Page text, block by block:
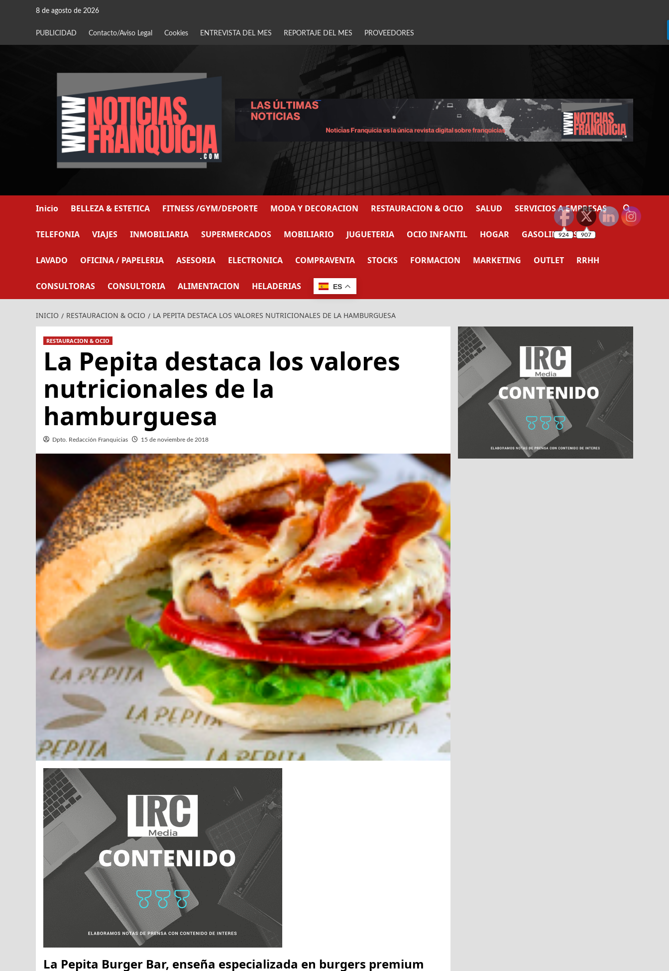
8 de agosto de 2026
PUBLICIDAD Contacto/Aviso Legal Cookies ENTREVISTA DEL MES REPORTAJE DEL MES PROVEEDORES
Inicio BELLEZA & ESTETICA FITNESS /GYM/DEPORTE MODA Y DECORACION RESTAURACION & OCIO SALUD SERVICIOS A EMPRESAS
TELEFONIA VIAJES INMOBILIARIA SUPERMERCADOS MOBILIARIO JUGUETERIA OCIO INFANTIL HOGAR GASOLINERAS
LAVADO OFICINA / PAPELERIA ASESORIA ELECTRONICA COMPRAVENTA STOCKS FORMACION MARKETING OUTLET RRHH
CONSULTORAS CONSULTORIA ALIMENTACION HELADERIAS ES
INICIO RESTAURACION & OCIO LA PEPITA DESTACA LOS VALORES NUTRICIONALES DE LA HAMBURGUESA
RESTAURACION & OCIO
La Pepita destaca los valores
nutricionales de la
hamburguesa
Dpto. Redacción Franquicias 15 de noviembre de 2018
La Pepita Burger Bar, enseña especializada en burgers premium
924 907